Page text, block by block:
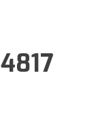
4817